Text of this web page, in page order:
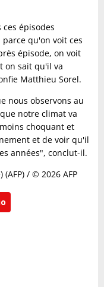
épisodes
qu'on voit ces
épisode, on voit
on sait qu'il va
Matthieu Sorel.
nous observons au
notre climat va
choquant et
et de voir qu'il
années", conclut-il.
(AFP) / © 2026 AFP